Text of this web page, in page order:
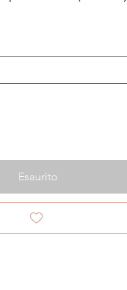
Esaurito